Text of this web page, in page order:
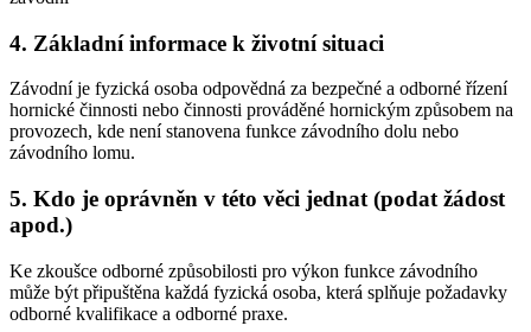
4. Základní informace k životní situaci
Závodní je fyzická osoba odpovědná za bezpečné a odborné řízení
hornické činnosti nebo činnosti prováděné hornickým způsobem na
provozech, kde není stanovena funkce závodního dolu nebo
závodního lomu.
5. Kdo je oprávněn v této věci jednat (podat žádost
apod.)
Ke zkoušce odborné způsobilosti pro výkon funkce závodního
může být připuštěna každá fyzická osoba, která splňuje požadavky
odborné kvalifikace a odborné praxe.